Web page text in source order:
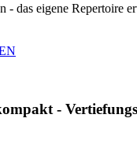
- das eigene Repertoire
-